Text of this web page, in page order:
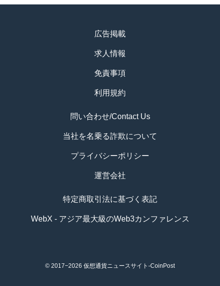
広告掲載
求人情報
免責事項
利用規約
問い合わせ/Contact Us
当社を名乗る詐欺について
プライバシーポリシー
運営会社
特定商取引法に基づく表記
WebX - アジア最大級のWeb3カンファレンス
© 2017−2026 仮想通貨ニュースサイト-CoinPost